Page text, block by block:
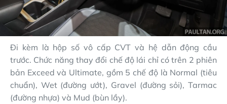
Đi kèm là hộp số vô cấp CVT và hệ dẫn động cầu
trước. Chức năng thay đổi chế độ lái chỉ có trên 2 phiên
bản Exceed và Ultimate, gồm 5 chế độ là Normal (tiêu
chuẩn), Wet (đường ướt), Gravel (đường sỏi), Tarmac
(đường nhựa) và Mud (bùn lầy).